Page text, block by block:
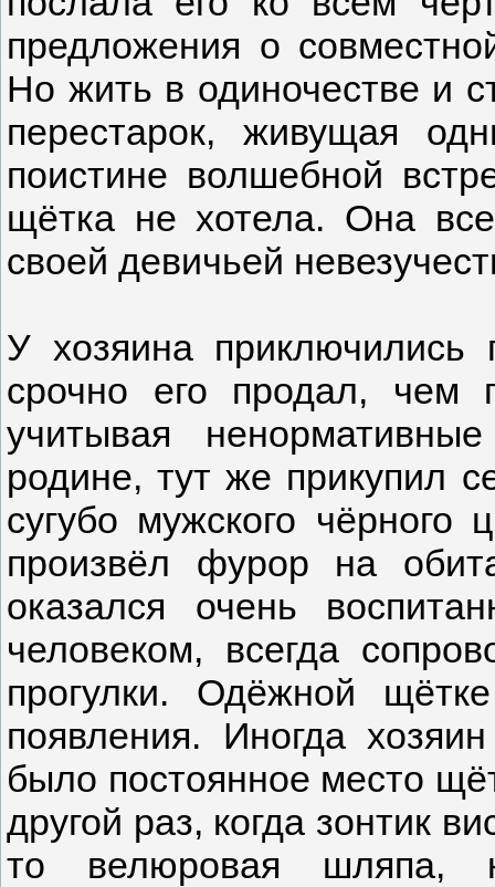
предложения о
Но жить в одиночестве и
перестарок, живущая
поистине волшебной
щётка не хотела. Она
своей девичьей
У хозяина
срочно его продал, чем
учитывая
родине, тут же прикупил
сугубо мужского чёрного
произвёл фурор на
оказался очень
человеком, всегда
прогулки. Одёжной
появления. Иногда
было постоянное место
другой раз, когда зонтик
то велюровая шляпа,